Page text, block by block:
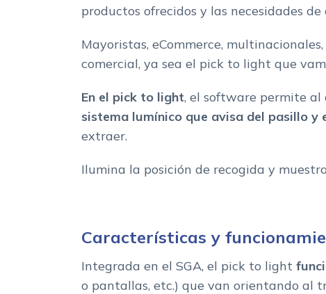
productos ofrecidos y las necesidades de
Mayoristas, eCommerce,
comercial, ya sea el pick to light que
En el pick to light, el software permite al
sistema lumínico que avisa del pasillo y
extraer.
Ilumina la posición de recogida y
Características y
Integrada en el SGA, el pick to light
o pantallas, etc.) que van orientando al